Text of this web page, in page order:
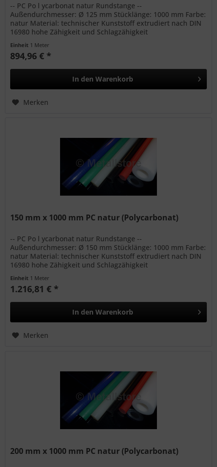
-- PC Po l ycarbonat natur Rundstange --
Außendurchmesser: Ø 125 mm Stücklänge: 1000 mm Farbe:
natur Material: technischer Kunststoff extrudiert nach DIN
16980 hohe Zähigkeit und Schlagzähigkeit
Einheit 1 Meter
894,96 € *
In den Warenkorb
Merken
150 mm x 1000 mm PC natur (Polycarbonat)
-- PC Po l ycarbonat natur Rundstange --
Außendurchmesser: Ø 150 mm Stücklänge: 1000 mm Farbe:
natur Material: technischer Kunststoff extrudiert nach DIN
16980 hohe Zähigkeit und Schlagzähigkeit
Witterungsbeständig bedingte...
Einheit 1 Meter
1.216,81 € *
In den Warenkorb
Merken
200 mm x 1000 mm PC natur (Polycarbonat)